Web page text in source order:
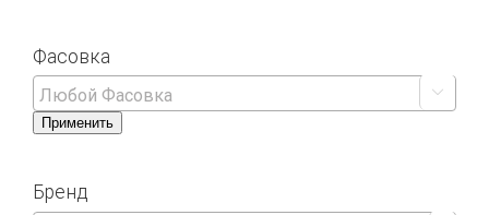
Фасовка

Применить
Бренд